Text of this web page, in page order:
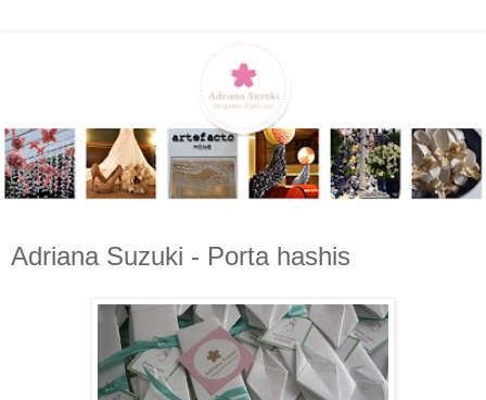
Adriana Suzuki - Porta hashis